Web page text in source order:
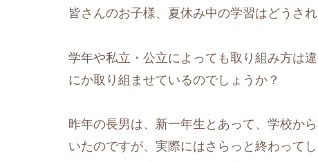
皆さんのお子様、夏休み中の学習はどうさ
学年や私立・公立によっても取り組み方は
にか取り組ませているのでしょうか？
昨年の長男は、新一年生とあって、学校か
いたのですが、実際にはさらっと終わって